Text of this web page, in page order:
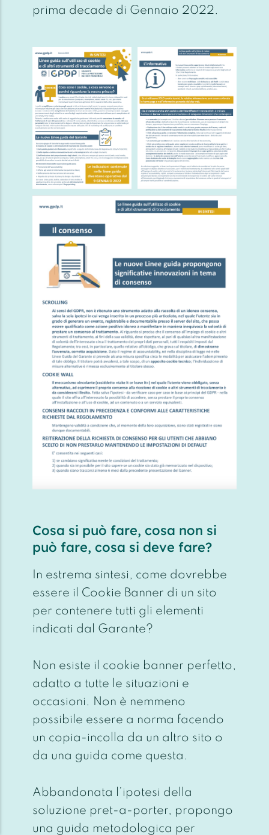
prima decade di Gennaio 2022.
Cosa si può fare, cosa non si
può fare, cosa si deve fare?
In estrema sintesi, come dovrebbe
essere il Cookie Banner di un sito
per contenere tutti gli elementi
indicati dal Garante?
Non esiste il cookie banner perfetto,
adatto a tutte le situazioni e
occasioni. Non è nemmeno
possibile essere a norma facendo
un copia-incolla da un altro sito o
da una guida come questa.
Abbandonata l’ipotesi della
soluzione pret-a-porter, propongo
una guida metodologica per